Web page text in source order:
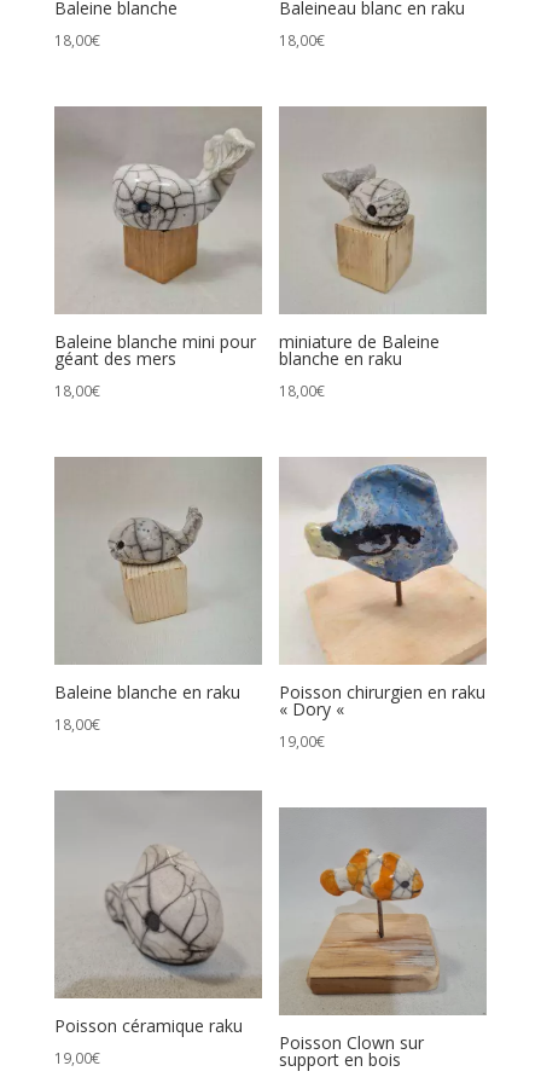
Baleine blanche
18,00€
Baleineau blanc en raku
18,00€
Baleine blanche mini pour
géant des mers
18,00€
miniature de Baleine
blanche en raku
18,00€
Baleine blanche en raku
18,00€
Poisson chirurgien en raku
« Dory «
19,00€
Poisson céramique raku
19,00€
Poisson Clown sur
support en bois